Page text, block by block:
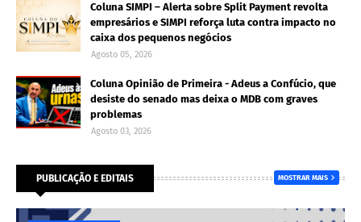
Coluna SIMPI – Alerta sobre Split Payment revolta
empresários e SIMPI reforça luta contra impacto no
caixa dos pequenos negócios
Agosto 05, 2026
Coluna Opinião de Primeira - Adeus a Confúcio, que
desiste do senado mas deixa o MDB com graves
problemas
Agosto 03, 2026
PUBLICAÇÃO E EDITAIS MOSTRAR MAIS